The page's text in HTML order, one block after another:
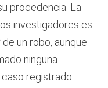
procedencia. La
investigadores es
un robo, aunque
ninguna
registrado.